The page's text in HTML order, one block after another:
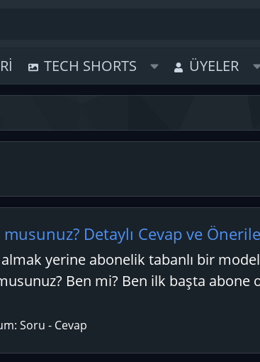
TECH SHORTS ÜYELER
Detaylı Cevap ve
yerine abonelik tabanlı bir
Ben mi? Ben ilk başta abone
Soru - Cevap